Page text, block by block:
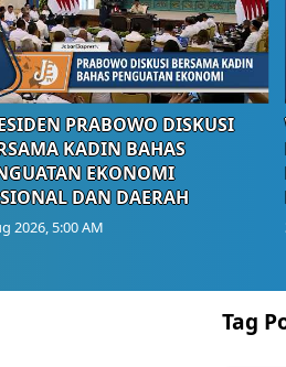
PRABOWO DISKUSI
KADIN BAHAS
EKONOMI
DAN DAERAH
2026, 5:00 AM
Tag